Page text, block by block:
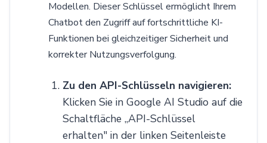
Modellen. Dieser Schlüssel ermöglicht Ihrem
Chatbot den Zugriff auf fortschrittliche KI-
Funktionen bei gleichzeitiger Sicherheit und
korrekter Nutzungsverfolgung.
Zu den API-Schlüsseln navigieren:
Klicken Sie in Google AI Studio auf die
Schaltfläche „API-Schlüssel
erhalten" in der linken Seitenleiste